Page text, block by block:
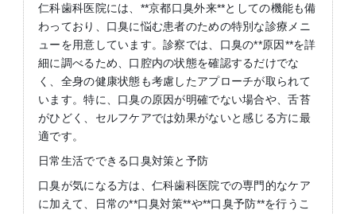
仁科歯科医院には、**京都口臭外来**としての機能も備
わっており、口臭に悩む患者のための特別な診療メニ
ューを用意しています。診察では、口臭の**原因**を詳
細に調べるため、口腔内の状態を確認するだけでな
く、全身の健康状態も考慮したアプローチが取られて
います。特に、口臭の原因が明確でない場合や、舌苔
がひどく、セルフケアでは効果がないと感じる方に最
適です。
日常生活でできる口臭対策と予防
口臭が気になる方は、仁科歯科医院での専門的なケア
に加えて、日常の**口臭対策**や**口臭予防**を行うこ